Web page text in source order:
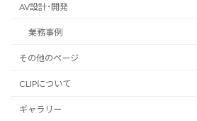
AV設計･開発
業務事例
その他のページ
CLIPについて
ギャラリー